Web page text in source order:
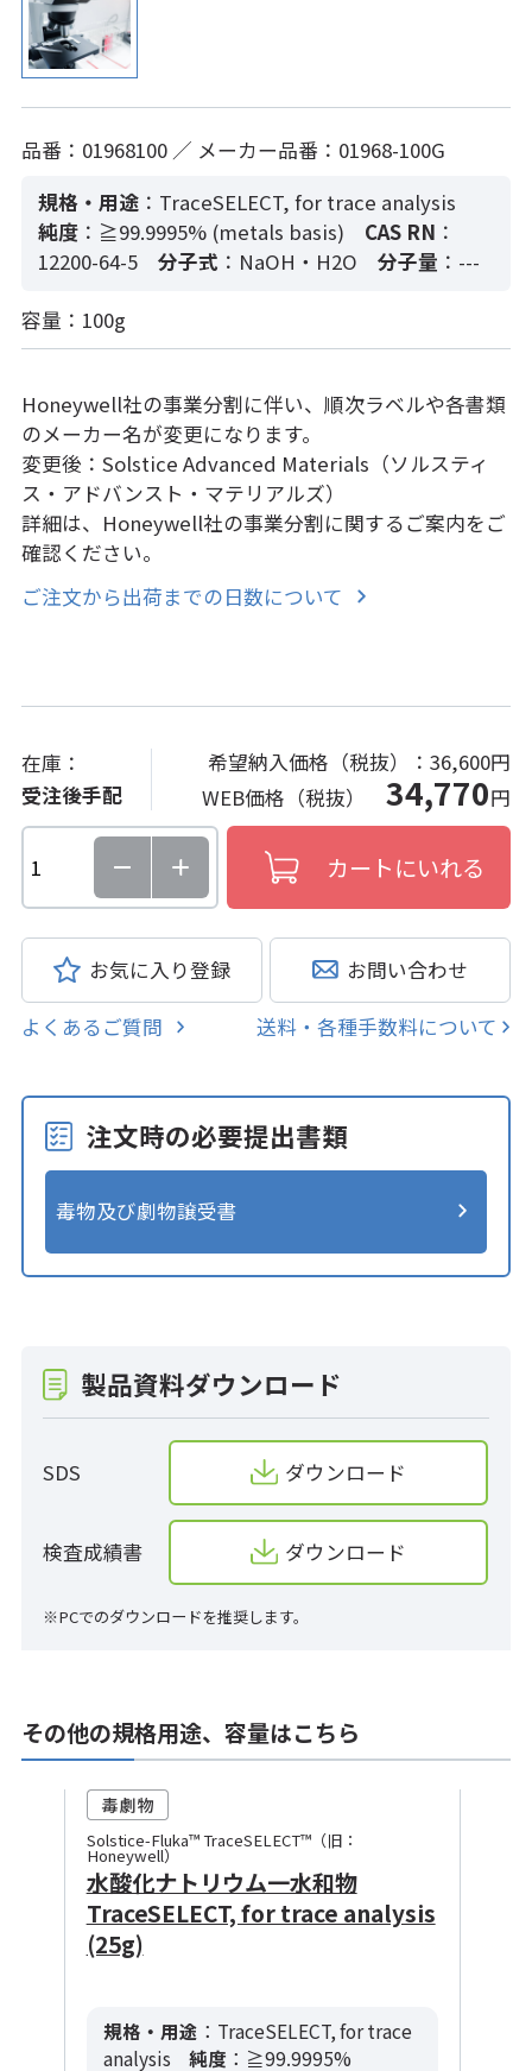
品番：01968100 ／ メーカー品番：01968-100G
規格・用途 ：TraceSELECT, for trace analysis
純度 ：≧99.9995% (metals basis) CAS RN ：
12200-64-5
分子式 ：NaOH・H2O 分子量 ：---
容量：100g
Honeywell社の事業分割に伴い、順次ラベルや各書類
のメーカー名が変更になります。
変更後：Solstice Advanced Materials（ソルスティ
ス・アドバンスト・マテリアルズ）
詳細は、Honeywell社の事業分割に関するご案内をご
確認ください。
ご注文から出荷までの日数について
在庫：
受注後手配
希望納入価格（税抜）：36,600円
WEB価格（税抜）34,770円
お気に入り登録 お問い合わせ
よくあるご質問 送料・各種手数料について
注文時の必要提出書類
毒物及び劇物譲受書
製品資料ダウンロード
SDS ダウンロード
検査成績書 ダウンロード
※PCでのダウンロードを推奨します。
その他の規格用途、容量はこちら
Solstice-Fluka™ TraceSELECT™（旧：
Honeywell）
水酸化ナトリウム一水和物
TraceSELECT, for trace analysis
(25g)
規格・用途 ：TraceSELECT, for trace
analysis
純度 ：≧99.9995%